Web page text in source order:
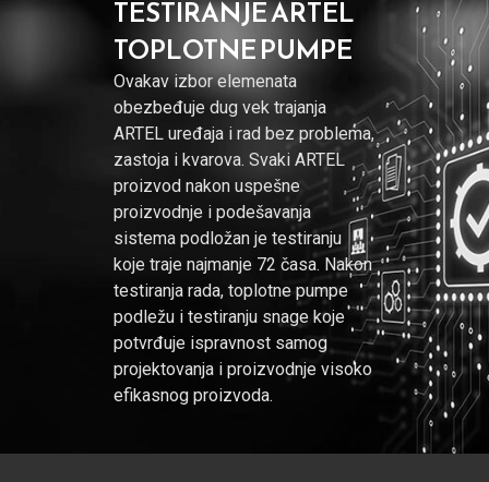
TESTIRANJE ARTEL
TOPLOTNE PUMPE
Ovakav izbor elemenata
obezbeđuje dug vek trajanja
ARTEL uređaja i rad bez problema,
zastoja i kvarova. Svaki ARTEL
proizvod nakon uspešne
proizvodnje i podešavanja
sistema podložan je testiranju
koje traje najmanje 72 časa. Nakon
testiranja rada, toplotne pumpe
podležu i testiranju snage koje
potvrđuje ispravnost samog
projektovanja i proizvodnje visoko
efikasnog proizvoda.